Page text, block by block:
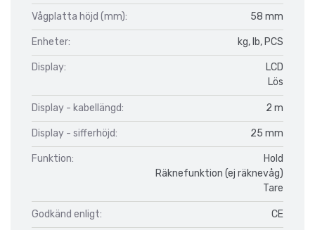
Vågplatta höjd (mm): 58 mm
Enheter: kg, lb, PCS
Display:
LCD
Lös
Display - kabellängd: 2 m
Display - sifferhöjd: 25 mm
Funktion:
Hold
Räknefunktion (ej räknevåg)
Tare
Godkänd enligt: CE